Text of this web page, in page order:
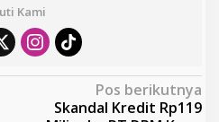
Kami
Pos berikutnya
Skandal Kredit Rp119